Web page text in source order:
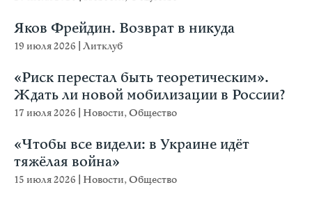
Яков Фрейдин. Возврат в никуда
19 июля 2026 Литклуб
«Риск перестал быть теоретическим».
Ждать ли новой мобилизации в России?
17 июля 2026 Новости,Общество
«Чтобы все видели: в Украине идёт
тяжёлая война»
15 июля 2026 Новости,Общество